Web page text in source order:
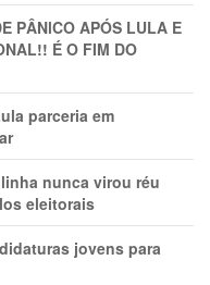
PÂNlCO APÓS LULA E
É O FIM DO
parceria em
nunca virou réu
eleitorais
jovens para